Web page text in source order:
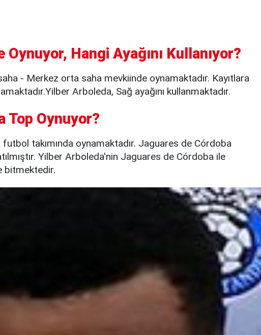
Hangi Ayağını Kullanıyor?
- Merkez orta saha mevkiinde oynamaktadır. Kayıtlara
Arboleda, Sağ ayağını kullanmaktadır.
Top Oynuyor?
takımında oynamaktadır. Jaguares de Córdoba
Yilber Arboleda'nin Jaguares de Córdoba ile
bitmektedir.